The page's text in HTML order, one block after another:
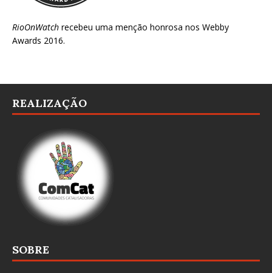
RioOnWatch recebeu uma menção honrosa nos Webby
Awards 2016.
REALIZAÇÃO
SOBRE